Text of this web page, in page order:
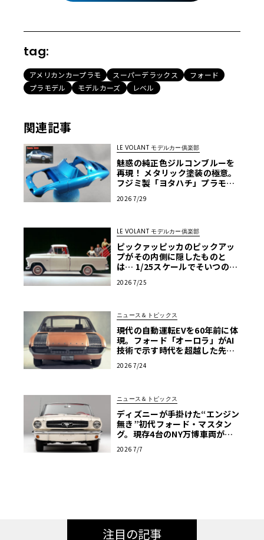
tag:
アメリカンカープラモ スーパーデラックス
フォード
プラモデル
モデルカーズ レベル
関連記事
LE VOLANT モデルカー俱楽部
魅惑の純正色ジルコンブルーを
再現！ メタリック塗装の極意。
フジミ製「ヨタハチ」プラモを
みよう！ 第7回【LE VOLANT モ
2026 7/29
LE VOLANT モデルカー俱楽部
ピックァッピッカのピックアッ
プがその内側に隠したものと
は… 1/25スケールでそいつの正
プラモ・クロニクル】第64回
2026 7/25
ニュース＆トピックス
現代の自動運転EVを60年前に体
現。フォード「オーロラ」がAI
技術で示す時代を超越した先見
2026 7/24
ニュース＆トピックス
ディズニーが手掛けた“エンジン
無き”初代フォード・マスタン
グ。現存4台のNY万博車両が米
2026 7/7
注目の記事